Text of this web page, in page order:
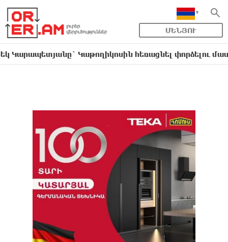
ՄԵՆՅՈՒ
Կաթողիկոսին հեռացնել փորձելու մասին